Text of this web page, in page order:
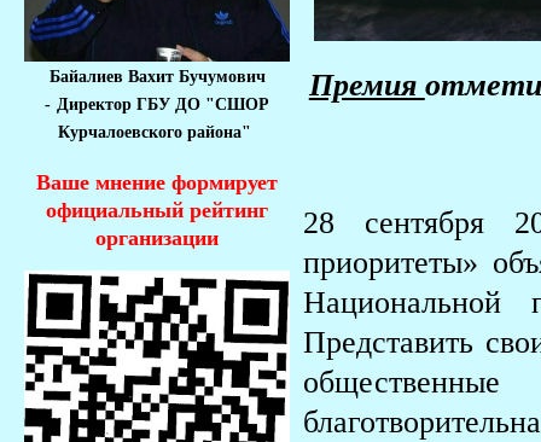
Байалиев Вахит Бучумович
- Директор ГБУ ДО "СШОР
Курчалоевского района"
Ваше мнение формирует
официальный рейтинг
организации
Премия
28 сентября
приоритеты»
Национальной
Представить